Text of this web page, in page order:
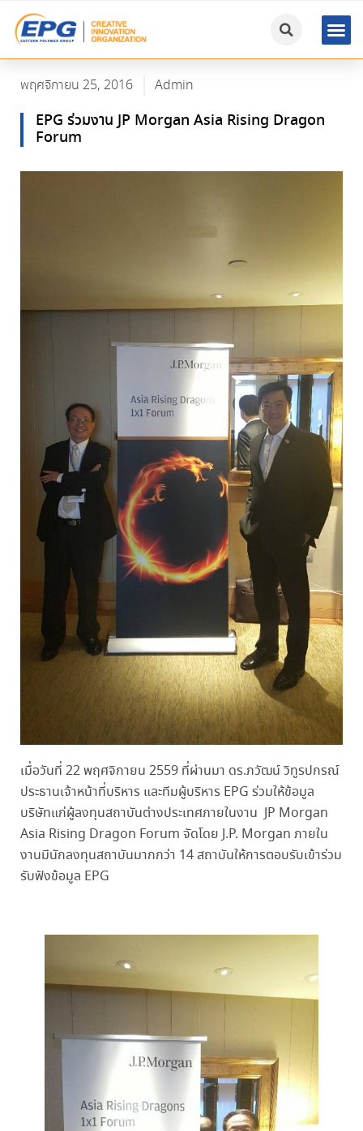
พฤศจิกายน 25, 2016 Admin
EPG ร่วมงาน JP Morgan Asia Rising Dragon
Forum
เมื่อวันที่ 22 พฤศจิกายน 2559 ที่ผ่านมา ดร.ภวัฒน์ วิทูรปกรณ์
ประธานเจ้าหน้าที่บริหาร และทีมผู้บริหาร EPG ร่วมให้ข้อมูล
บริษัทแก่ผู้ลงทุนสถาบันต่างประเทศภายในงาน JP Morgan
Asia Rising Dragon Forum จัดโดย J.P. Morgan ภายใน
งานมีนักลงทุนสถาบันมากกว่า 14 สถาบันให้การตอบรับเข้าร่วม
รับฟังข้อมูล EPG